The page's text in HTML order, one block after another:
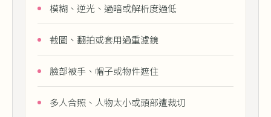
模糊、逆光、過暗或解析度過低
截圖、翻拍或套用過重濾鏡
臉部被手、帽子或物件遮住
多人合照、人物太小或頭部遭裁切